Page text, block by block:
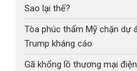
Sao lại thế?
Tòa phúc thẩm Mỹ chặn dự
Trump kháng cáo
Gã khổng lồ thương mại